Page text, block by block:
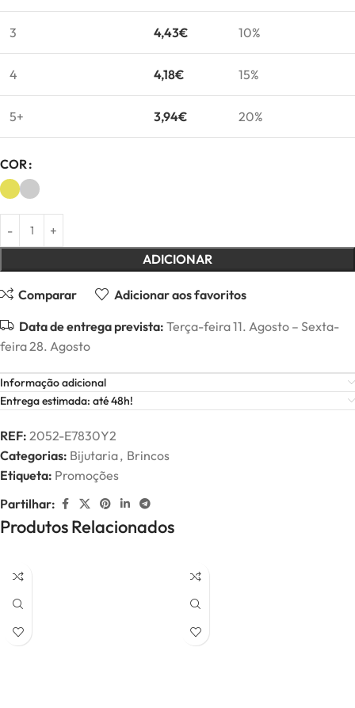
3 4,43€ 10%
4 4,18€ 15%
5+ 3,94€ 20%
COR
ADICIONAR
Comparar Adicionar aos favoritos
Data de entrega prevista: Terça-feira 11. Agosto – Sexta-
feira 28. Agosto
Informação adicional
Entrega estimada: até 48h!
REF: 2052-E7830Y2
Categorias: Bijutaria, Brincos
Etiqueta: Promoções
Partilhar:
Produtos Relacionados